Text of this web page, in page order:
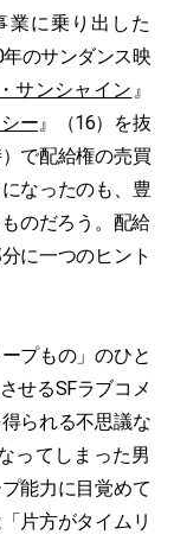
業に乗り出した
のサンダンス映
サンシャイン 』
ー 』（16）を抜
で配給権の売買
なったのも、豊
のだろう。配給
に一つのヒント
プもの」のひと
せるSFラブコメ
られる不思議な
ってしまった男
能力に目覚めて
片方がタイムリ